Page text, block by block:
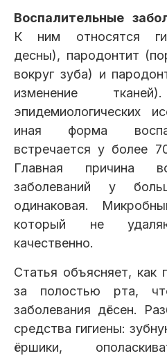
Имплантация
Чистка
Все услуги (16
Клиники
Разумовская
Центр
Химки Ленинский
Цены
Врачи
Работы
Отзывы
Акции
Пациентам
Воспалительные
К ним относятся
десны), пародонтит
вокруг зуба) и
изменение
эпидемиологических
иная форма
встречается у более
Главная причина
заболеваний у
одинаковая.
который не
качественно.
Статья объясняет, как
за полостью рта,
заболевания дёсен.
средства гигиены:
ёршики,